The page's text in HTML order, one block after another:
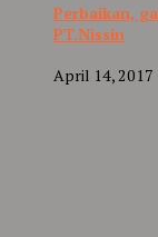
Perbaikan,
PT.Nissin
April 14, 2017